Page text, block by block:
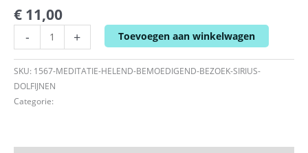
€ 11,00
- + Toevoegen aan winkelwagen
SKU: 1567-MEDITATIE-HELEND-BEMOEDIGEND-BEZOEK-SIRIUS-
DOLFIJNEN
Categorie: